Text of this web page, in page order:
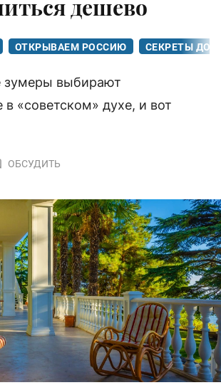
дешево
ОТКРЫВАЕМ РОССИЮ СЕКРЕТЫ
зумеры выбирают
в «советском» духе, и вот
ОБСУДИТЬ